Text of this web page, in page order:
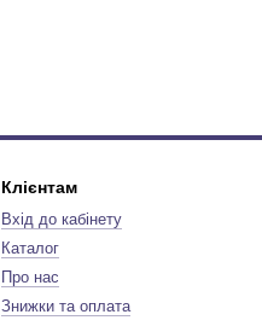
Клієнтам
Вхід до кабінету
Каталог
Про нас
Знижки та оплата